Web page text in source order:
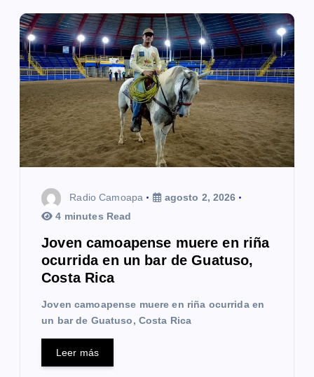
Radio Camoapa
agosto 2, 2026
4 minutes Read
Joven camoapense muere en riña
ocurrida en un bar de Guatuso,
Costa Rica
Joven camoapense muere en riña ocurrida en
un bar de Guatuso, Costa Rica
Leer más